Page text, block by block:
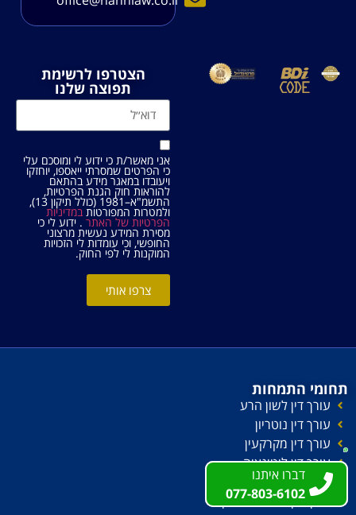
דברו איתנו
077-803-6102
הצטרפו לרשימת
תפוצה שלנו
אני מאשר/ת כי ידוע לי ומוסכם עלי
כי הפרטים שמסרתי ייאספו, יוחזקו
ויעובדו במאגר מידע בהתאם
להוראות חוק הגנת הפרטיות,
התשמ"א–1981 (כולל תיקון 13),
ולמטרות המפורטות במדיניות
הפרטיות של האתר . ידוע לי כי
מסירת המידע נעשית מרצוני
החופשי, וכי עומדות לי הזכויות
המוקנות לי לפי החוק.
צרפו אותי
תחומי התמחות
עורך דין לשון הרע
עורך דין נוטריון
עורך דין מקרקעין
עורך דין ליטיגציה
עורך דין הוצאה לפועל
עורך דין חדלות פירעון
דברו איתנו
077-803-6102